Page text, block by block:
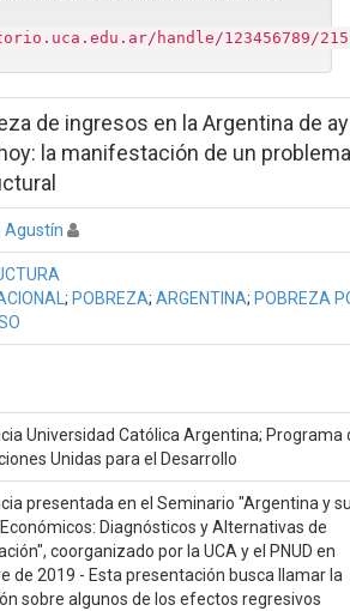
handle/123456789/
de ingresos en la Argentina de
la manifestación de un problema
Agustín
; POBREZA; ARGENTINA; POBREZA
Universidad Católica Argentina; Programa
Unidas para el Desarrollo
presentada en el Seminario "Argentina y
Diagnósticos y Alternativas de
coorganizado por la UCA y el PNUD en
de 2019 - Esta presentación busca llamar la
sobre algunos de los efectos regresivos